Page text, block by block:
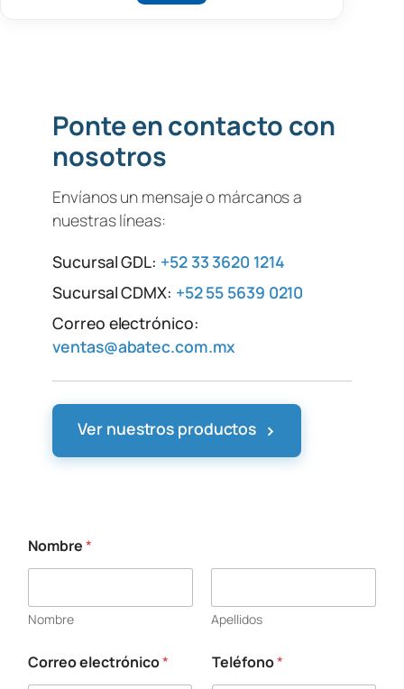
Ponte en contacto con
nosotros
Envíanos un mensaje o márcanos a
nuestras líneas:
Sucursal GDL: +52 33 3620 1214
Sucursal CDMX: +52 55 5639 0210
Correo electrónico:
ventas@abatec.com.mx
Ver nuestros productos ›
Nombre*
Nombre Apellidos
Correo electrónico* Teléfono*